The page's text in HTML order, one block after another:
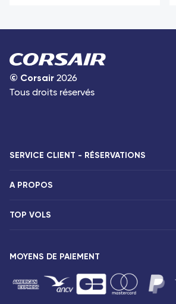
© Corsair 2026
Tous droits réservés
SERVICE CLIENT - RÉSERVATIONS
F.A.Q et contacts
Destinations
A PROPOS
Présentation
Espace presse
Conditions tarifaires
TOP VOLS
Vols Paris Saint-Denis
MOYENS DE PAIEMENT